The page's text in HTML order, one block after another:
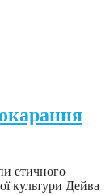
етичного
культури Дейва